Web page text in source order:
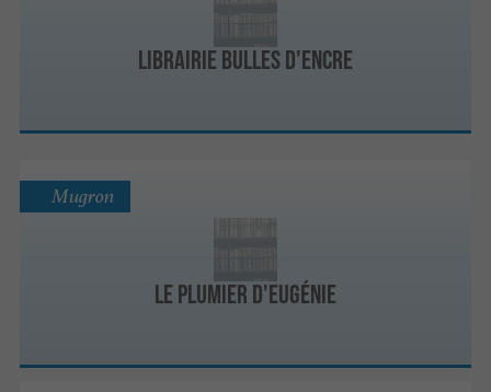
Librairie Bulles d'encre
Le Plumier D'Eugénie
Mugron